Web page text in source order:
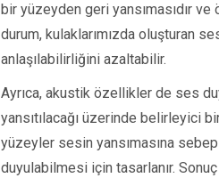
bir yüzeyden geri yansımasıdır
durum, kulaklarımızda oluşturan
anlaşılabilirliğini azaltabilir.
Ayrıca, akustik özellikler de ses
yansıtılacağı üzerinde belirleyici
yüzeyler sesin yansımasına
duyulabilmesi için tasarlanır.